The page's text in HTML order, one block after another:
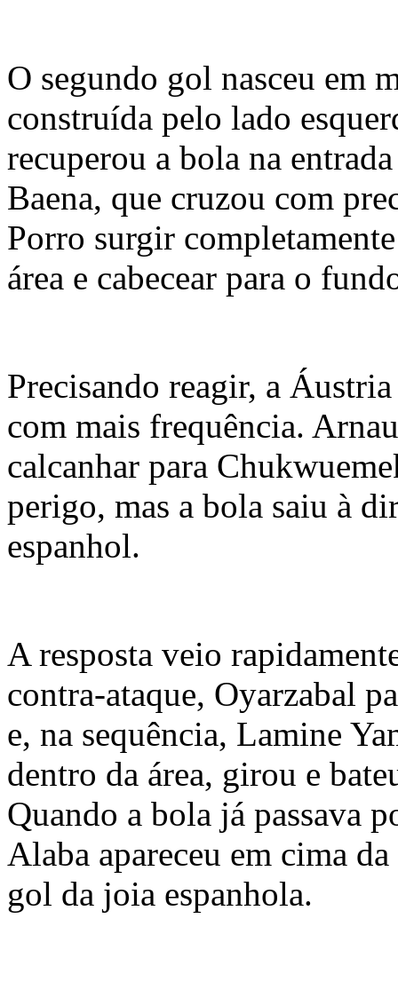
O segundo gol nasceu em
construída pelo lado
recuperou a bola na
Baena, que cruzou com
Porro surgir
área e cabecear para o
Precisando reagir, a Áustria
com mais frequência.
calcanhar para
perigo, mas a bola saiu à
espanhol.
A resposta veio
contra-ataque, Oyarzabal
e, na sequência, Lamine
dentro da área, girou e
Quando a bola já passava
Alaba apareceu em cima
gol da joia espanhola.